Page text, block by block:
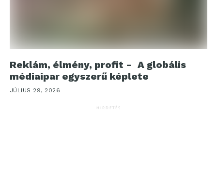
Reklám, élmény, profit - A globális
médiaipar egyszerű képlete
JÚLIUS 29, 2026
HIRDETÉS